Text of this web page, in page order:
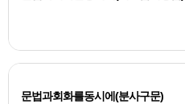
문법과회화를동시에(분사구문)